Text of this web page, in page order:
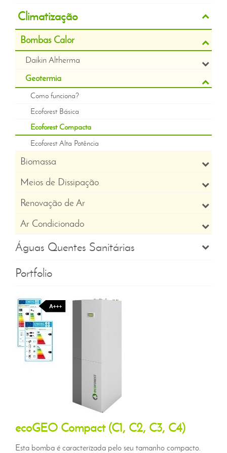
Climatização
Bombas Calor
Daikin Altherma
Geotermia
Como funciona?
Ecoforest Básica
Ecoforest Compacta
Ecoforest Alta Potência
Biomassa
Meios de Dissipação
Renovação de Ar
Ar Condicionado
Águas Quentes Sanitárias
Portfolio
ecoGEO Compact (C1, C2, C3, C4)
Esta bomba é caracterizada pelo seu tamanho compacto.